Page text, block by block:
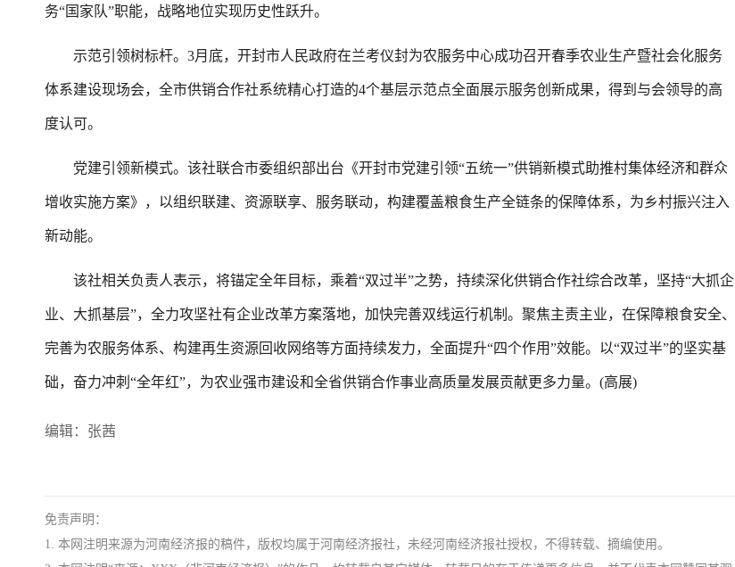
务“国家队”职能，战略地位实现历史性跃升。
示范引领树标杆。3月底，开封市人民政府在兰考仪封为农服务中心成功召开春季农业生产暨社会化服务
体系建设现场会，全市供销合作社系统精心打造的4个基层示范点全面展示服务创新成果，得到与会领导的高
度认可。
党建引领新模式。该社联合市委组织部出台《开封市党建引领“五统一”供销新模式助推村集体经济和群众
增收实施方案》，以组织联建、资源联享、服务联动，构建覆盖粮食生产全链条的保障体系，为乡村振兴注入
新动能。
该社相关负责人表示，将锚定全年目标，乘着“双过半”之势，持续深化供销合作社综合改革，坚持“大抓企
业、大抓基层”，全力攻坚社有企业改革方案落地，加快完善双线运行机制。聚焦主责主业，在保障粮食安全、
完善为农服务体系、构建再生资源回收网络等方面持续发力，全面提升“四个作用”效能。以“双过半”的坚实基
础，奋力冲刺“全年红”，为农业强市建设和全省供销合作事业高质量发展贡献更多力量。(高展)
编辑：张茜
免责声明：
1. 本网注明来源为河南经济报的稿件，版权均属于河南经济报社，未经河南经济报社授权，不得转载、摘编使用。